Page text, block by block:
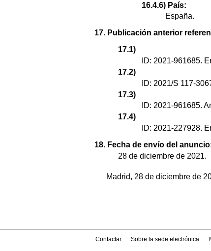
16.4.6) País:
España.
17. Publicación anterior
17.1)
ID: 2021-961685.
17.2)
ID: 2021/S 117-
17.3)
ID: 2021-961685.
17.4)
ID: 2021-227928.
18. Fecha de envío del
28 de diciembre de 2021.
Madrid, 28 de diciembre de
Contactar Sobre la sede electrónica